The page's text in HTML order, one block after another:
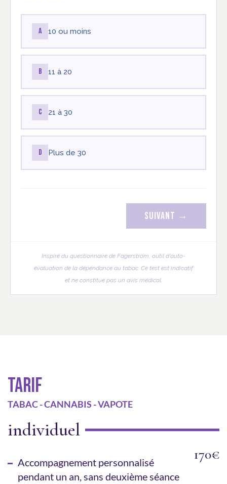
A 10 ou moins
B 11 à 20
C 21 à 30
D Plus de 30
Suivant →
Inspiré du questionnaire de Fagerström, outil d'auto-
évaluation de la dépendance au tabac. Ce test est indicatif
et ne constitue pas un avis médical.
TARIF
TABAC - CANNABIS - VAPOTE
individuel
Accompagnement personnalisé
pendant un an, sans deuxième séance
170€